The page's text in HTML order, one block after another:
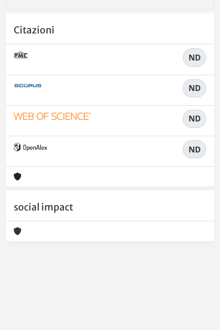
Citazioni
ND
ND
ND
ND
social impact